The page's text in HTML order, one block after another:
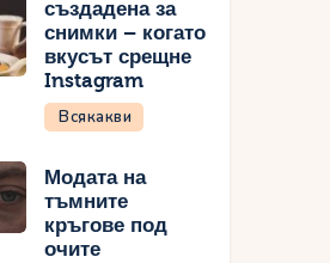
създадена за
снимки – когато
вкусът срещне
Instagram
Всякакви
Модата на
тъмните
кръгове под
очите